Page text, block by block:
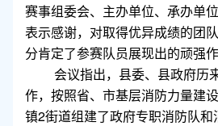
赛事组委会、主办单位、承办单
表示感谢，对取得优异成绩的团
分肯定了参赛队员展现出的顽强
会议指出，县委、县政府历
作，按照省、市基层消防力量建
镇2街道组建了政府专职消防队